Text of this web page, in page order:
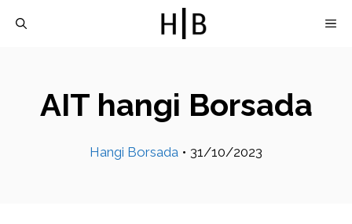
AIT hangi Borsada
Hangi Borsada • 31/10/2023